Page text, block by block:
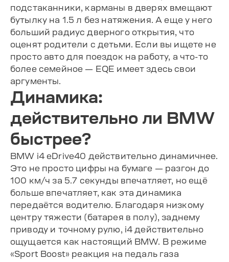
подстаканники, карманы в дверях вмещают
бутылку на 1.5 л без натяжения. А еще у него
больший радиус дверного открытия, что
оценят родители с детьми. Если вы ищете не
просто авто для поездок на работу, а что-то
более семейное — EQE имеет здесь свои
аргументы.
Динамика:
действительно ли BMW
быстрее?
BMW i4 eDrive40 действительно динамичнее.
Это не просто цифры на бумаге — разгон до
100 км/ч за 5.7 секунды впечатляет, но ещё
больше впечатляет, как эта динамика
передаётся водителю. Благодаря низкому
центру тяжести (батарея в полу), заднему
приводу и точному рулю, i4 действительно
ощущается как настоящий BMW. В режиме
«Sport Boost» реакция на педаль газа